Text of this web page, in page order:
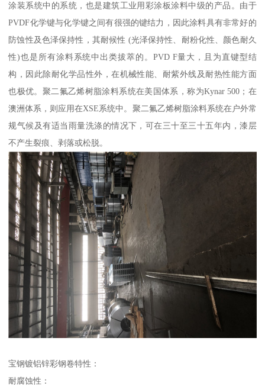
涂装系统中的系统，也是建筑工业用彩涂板涂料中级的产品。由于
PVDF化学键与化学键之间有很强的键结力，因此涂料具有非常好的
防蚀性及色泽保持性，其耐候性 (光泽保持性、耐粉化性、颜色耐久
性)也是所有涂料系统中出类拔萃的。PVD F量大，且为直键型结
构，因此除耐化学品性外，在机械性能、耐紫外线及耐热性能方面
也极优。聚二氟乙烯树脂涂料系统在美国体系，称为Kynar 500；在
澳洲体系，则应用在XSE系统中。聚二氟乙烯树脂涂料系统在户外常
规气候及有适当雨量洗涤的情况下，可在三十至三十五年内，漆层
不产生裂痕、剥落或松脱。
宝钢镀铝锌彩钢卷特性：
耐腐蚀性：